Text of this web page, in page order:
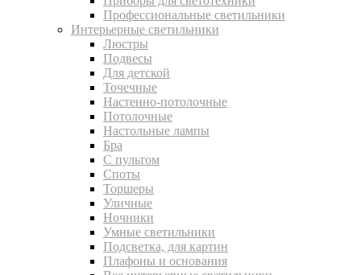
Профессиональные светильники
Интерьерные светильники
Люстры
Подвесы
Для детской
Точечные
Настенно-потолочные
Потолочные
Настольные лампы
Бра
С пультом
Споты
Торшеры
Уличные
Ночники
Умные светильники
Подсветка, для картин
Плафоны и основания